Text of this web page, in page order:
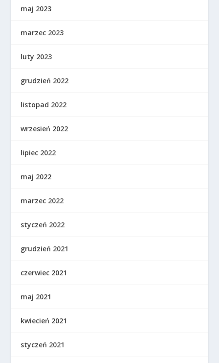
maj 2023
marzec 2023
luty 2023
grudzień 2022
listopad 2022
wrzesień 2022
lipiec 2022
maj 2022
marzec 2022
styczeń 2022
grudzień 2021
czerwiec 2021
maj 2021
kwiecień 2021
styczeń 2021